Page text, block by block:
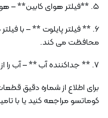
5. **فیلتر هوای کابین** – هوای داخل کابین اپراتور را فیلتر می کند.
6. ** فیلتر پایلوت ** – با
محافظت می کند.
7. ** جداکننده آب ** – آب را از سیستم سوخت خارج می کند.
برای اطلاع از شماره دقیق
کوماتسو مراجعه کنید یا با